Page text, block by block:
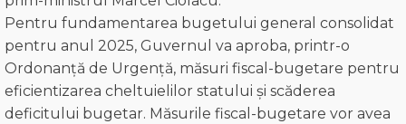
Pentru fundamentarea bugetului general consolidat
pentru anul 2025, Guvernul va aproba, printr-o
Ordonanță de Urgență, măsuri fiscal-bugetare pentru
eficientizarea cheltuielilor statului și scăderea
deficitului bugetar. Măsurile fiscal-bugetare vor avea